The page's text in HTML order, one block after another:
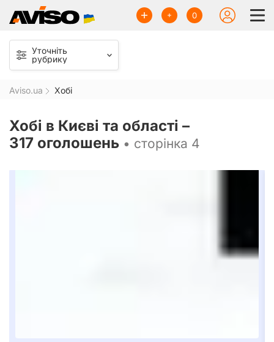
0
Уточніть
рубрику
Aviso.ua Хобі
Хобі в Києві та області –
317 оголошень • сторінка 4